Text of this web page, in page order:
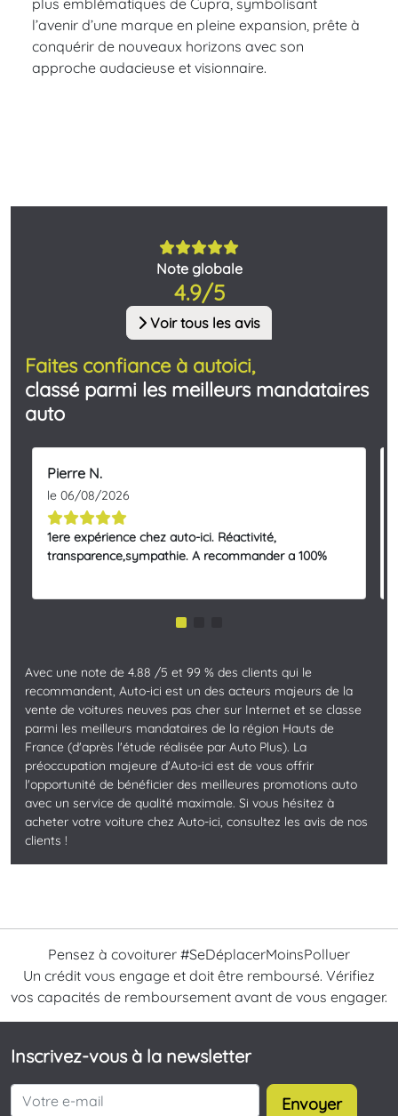
plus emblématiques de Cupra, symbolisant
l’avenir d’une marque en pleine expansion, prête à
conquérir de nouveaux horizons avec son
approche audacieuse et visionnaire.
Note globale
4.9/5
Voir tous les avis
Faites confiance à autoici,
classé parmi les meilleurs mandataires
auto
Pierre N.
le 06/08/2026
1ere expérience chez auto-ici. Réactivité,
transparence,sympathie. A recommander a 100%
Avec une note de 4.88 /5 et 99 % des clients qui le
recommandent, Auto-ici est un des acteurs majeurs de la
vente de voitures neuves pas cher sur Internet et se classe
parmi les meilleurs mandataires de la région Hauts de
France (d'après l'étude réalisée par Auto Plus). La
préoccupation majeure d'Auto-ici est de vous offrir
l'opportunité de bénéficier des meilleures promotions auto
avec un service de qualité maximale. Si vous hésitez à
acheter votre voiture chez Auto-ici, consultez les avis de nos
clients !
Pensez à covoiturer #SeDéplacerMoinsPolluer
Un crédit vous engage et doit être remboursé. Vérifiez
vos capacités de remboursement avant de vous engager.
Inscrivez-vous à la newsletter
Envoyer